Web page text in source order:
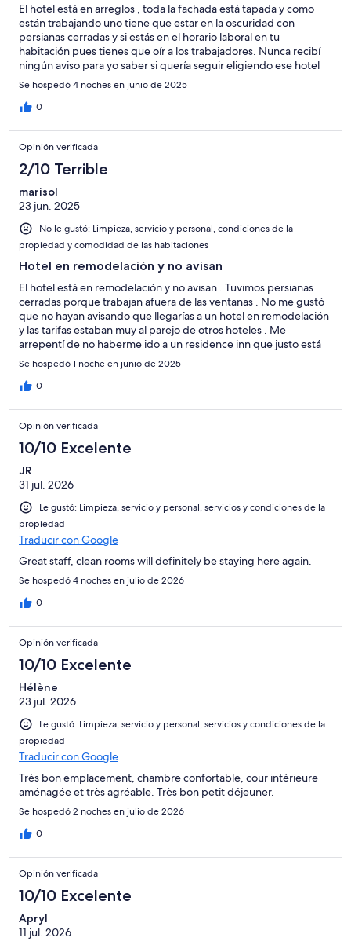
El hotel está en arreglos , toda la fachada está tapada y como
están trabajando uno tiene que estar en la oscuridad con
persianas cerradas y si estás en el horario laboral en tu
habitación pues tienes que oír a los trabajadores. Nunca recibí
ningún aviso para yo saber si quería seguir eligiendo ese hotel
sabiendo que no iba a ser Cómodo en época de renovaciones
Se hospedó 4 noches en junio de 2025
0
Opinión verificada
2/10 Terrible
marisol
23 jun. 2025
No le gustó: Limpieza, servicio y personal, condiciones de la
propiedad y comodidad de las habitaciones
Hotel en remodelación y no avisan
El hotel está en remodelación y no avisan . Tuvimos persianas
cerradas porque trabajan afuera de las ventanas . No me gustó
que no hayan avisando que llegarías a un hotel en remodelación
y las tarifas estaban muy al parejo de otros hoteles . Me
arrepentí de no haberme ido a un residence inn que justo está
enfrente y además ofrece alberca
Se hospedó 1 noche en junio de 2025
0
Opinión verificada
10/10 Excelente
JR
31 jul. 2026
Le gustó: Limpieza, servicio y personal, servicios y condiciones de la
propiedad
Traducir con Google
Great staff, clean rooms will definitely be staying here again.
Se hospedó 4 noches en julio de 2026
0
Opinión verificada
10/10 Excelente
Hélène
23 jul. 2026
Le gustó: Limpieza, servicio y personal, servicios y condiciones de la
propiedad
Traducir con Google
Très bon emplacement, chambre confortable, cour intérieure
aménagée et très agréable. Très bon petit déjeuner.
Se hospedó 2 noches en julio de 2026
0
Opinión verificada
10/10 Excelente
Apryl
11 jul. 2026